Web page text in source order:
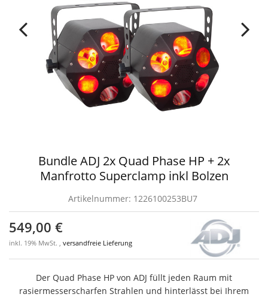
Bundle ADJ 2x Quad Phase HP + 2x
Manfrotto Superclamp inkl Bolzen
Artikelnummer: 1226100253BU7
549,00 €
inkl. 19% MwSt. , versandfreie Lieferung
Der Quad Phase HP von ADJ füllt jeden Raum mit
rasiermesserscharfen Strahlen und hinterlässt bei Ihrem